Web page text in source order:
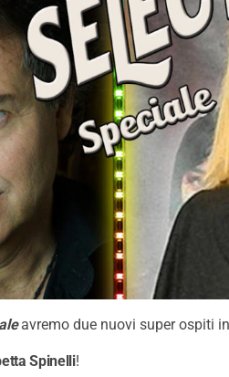
avremo due nuovi super ospiti
Spinelli!